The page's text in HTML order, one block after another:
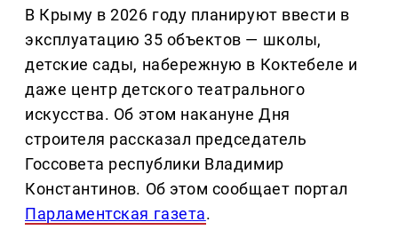
В Крыму в 2026 году планируют ввести в
эксплуатацию 35 объектов — школы,
детские сады, набережную в Коктебеле и
даже центр детского театрального
искусства. Об этом накануне Дня
строителя рассказал председатель
Госсовета республики Владимир
Константинов. Об этом сообщает портал
Парламентская газета.